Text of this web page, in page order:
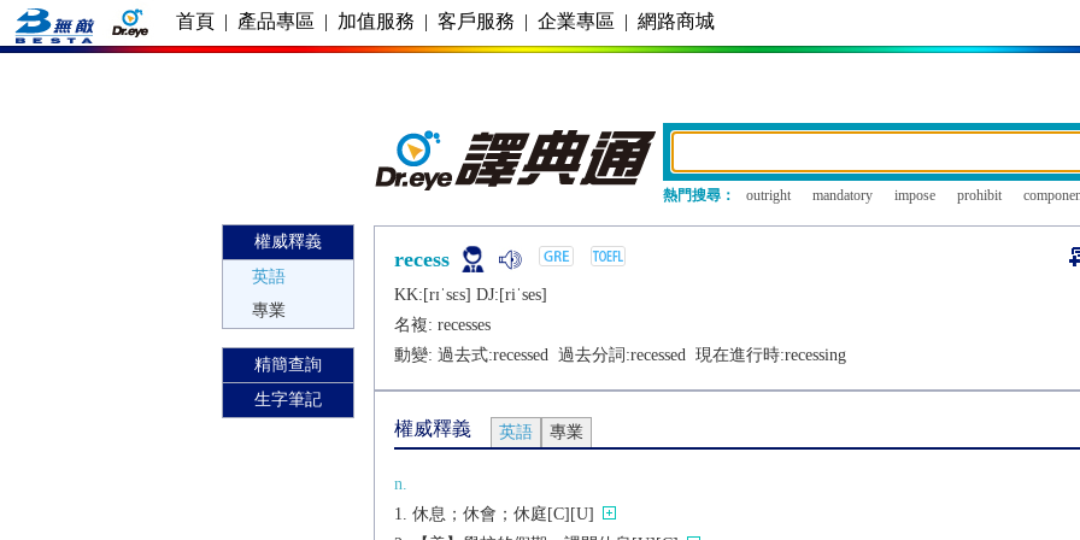
首頁 | 產品專區 | 加值服務 | 客戶服務 | 企業專區 | 網路商城
熱門搜尋： outright mandatory impose prohibit
權威釋義
英語
專業
精簡查詢
生字筆記
recess
KK:[rɪˈsɛs] DJ:[riˈsеs]
名複: recesses
動變: 過去式:recessed 過去分詞:recessed 現在進行時:recessing
權威釋義 英語 專業
n.
休息；休會；休庭[C][U]